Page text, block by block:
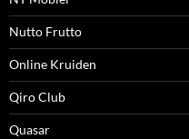
Nutto Frutto
Online Kruiden
Qiro Club
Quasar